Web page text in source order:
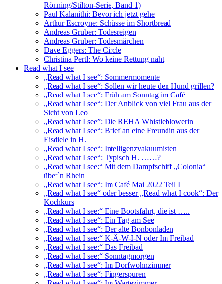
Rönning/Stilton-Serie, Band 1)
Paul Kalanithi: Bevor ich jetzt gehe
Arthur Escroyne: Schüsse im Shortbread
Andreas Gruber: Todesreigen
Andreas Gruber: Todesmärchen
Dave Eggers: The Circle
Christina Pertl: Wo keine Rettung naht
Read what I see
„Read what I see“: Sommermomente
„Read what I see“: Sollen wir heute den Hund grillen?
„Read what I see“: Früh am Sonntag im Café
„Read what I see“: Der Anblick von viel Frau aus der
Sicht von Leo
„Read what I see”: Die REHA Whistleblowerin
„Read what I see“: Brief an eine Freundin aus der
Eisdiele in H.
„Read what I see“: Intelligenzvakuumisten
„Read what I see“: Typisch H. ……?
„Read what I see:“ Mit dem Dampfschiff „Colonia“
über`n Rhein
„Read what I see“: Im Café Mai 2022 Teil I
„Read what I see“ oder besser „Read what I cook“: Der
Kochkurs
„Read what I see:“ Eine Bootsfahrt, die ist …..
„Read what I see“: Ein Tag am See
„Read what I see“: Der alte Bonbonladen
„Read what I see:“ K-Ä-W-I-N oder Im Freibad
„Read what I see:“ Das Freibad
„Read what I see:“ Sonntagmorgen
„Read what I see“: Im Dorfwohnzimmer
„Read what I see“: Fingerspuren